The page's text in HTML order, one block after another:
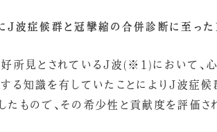
J波症候群と冠攣縮の合併診断に至った
好所見とされているJ波(※1)において、
する知識を有していたことによりJ波
もので、その希少性と貢献度を評価さ